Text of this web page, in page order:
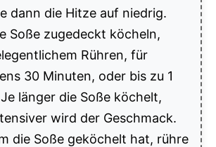
dann die Hitze auf niedrig.
Soße zugedeckt köcheln,
Rühren, für
30 Minuten, oder bis zu 1
länger die Soße köchelt,
wird der Geschmack.
die Soße geköchelt hat, rühre